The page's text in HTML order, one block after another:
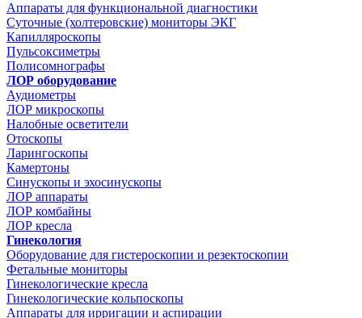
Аппараты для функциональной диагностики
Суточные (холтеровские) мониторы ЭКГ
Капилляроскопы
Пульсоксиметры
Полисомнографы
ЛОР оборудование
Аудиометры
ЛОР микроскопы
Налобные осветители
Отоскопы
Ларингоскопы
Камертоны
Синускопы и эхосинускопы
ЛОР аппараты
ЛОР комбайны
ЛОР кресла
Гинекология
Оборудование для гистероскопии и резектоскопии
Фетальные мониторы
Гинекологические кресла
Гинекологические кольпоскопы
Аппараты для ирригации и аспирации